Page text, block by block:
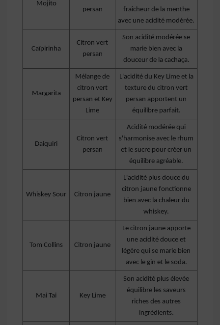
Mojito
persan
fraîcheur de la menthe
avec une acidité modérée.
Caïpirinha
Citron vert
persan
Son acidité modérée se
marie bien avec la
douceur de la cachaça.
Margarita
Mélange de
citron vert
persan et Key
Lime
L'acidité du Key Lime et la
texture du citron vert
persan apportent un
équilibre parfait.
Daiquiri
Citron vert
persan
Acidité modérée qui
s'harmonise avec le rhum
et le sucre pour créer un
équilibre agréable.
Whiskey Sour Citron jaune
L'acidité plus douce du
citron jaune fonctionne
bien avec la chaleur du
whiskey.
Tom Collins Citron jaune
Le citron jaune apporte
une acidité douce et
légère qui se marie bien
avec le gin et le soda.
Mai Tai Key Lime
Son acidité plus élevée
équilibre les saveurs
riches des autres
ingrédients.